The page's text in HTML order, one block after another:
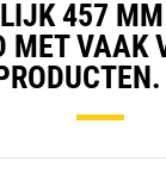
457
MET VAAK